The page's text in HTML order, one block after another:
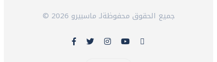
© 2026 جميع الحقوق محفوظةلـ ماسبيرو